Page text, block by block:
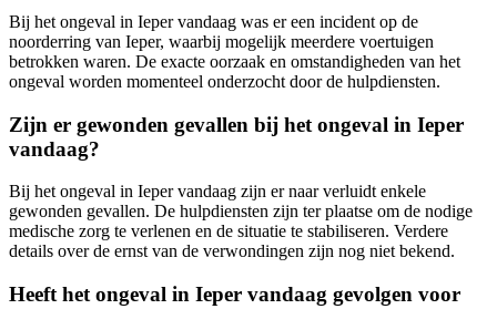
Bij het ongeval in Ieper vandaag was er een incident op de
noorderring van Ieper, waarbij mogelijk meerdere voertuigen
betrokken waren. De exacte oorzaak en omstandigheden van het
ongeval worden momenteel onderzocht door de hulpdiensten.
Zijn er gewonden gevallen bij het ongeval in Ieper
vandaag?
Bij het ongeval in Ieper vandaag zijn er naar verluidt enkele
gewonden gevallen. De hulpdiensten zijn ter plaatse om de nodige
medische zorg te verlenen en de situatie te stabiliseren. Verdere
details over de ernst van de verwondingen zijn nog niet bekend.
Heeft het ongeval in Ieper vandaag gevolgen voor